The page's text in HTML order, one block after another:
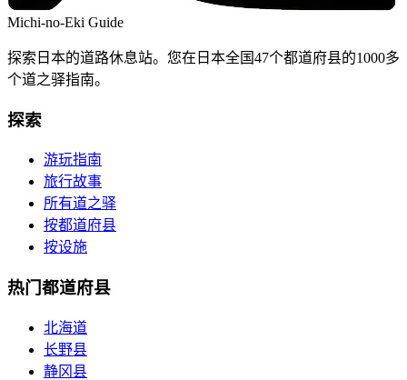
Michi-no-Eki Guide
探索日本的道路休息站。您在日本全国47个都道府县的1000多
个道之驿指南。
探索
游玩指南
旅行故事
所有道之驿
按都道府县
按设施
热门都道府县
北海道
长野县
静冈县